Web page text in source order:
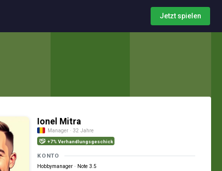
Jetzt spielen
Ionel Mitra
Manager · 32 Jahre
+7% Verhandlungsgeschick
KONTO
Hobbymanager · Note 3.5